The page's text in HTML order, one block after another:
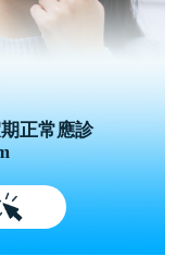
正常應診